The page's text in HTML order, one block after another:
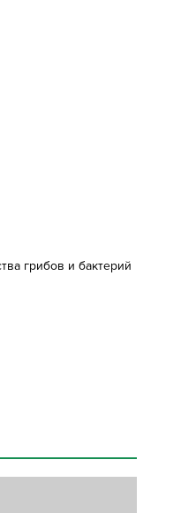
грибов и бактерий